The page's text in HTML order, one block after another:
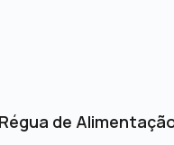
Régua de